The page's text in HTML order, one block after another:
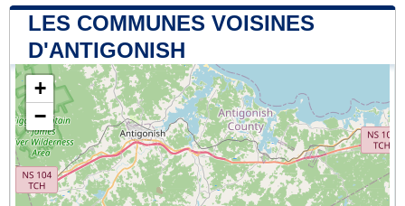
LES COMMUNES VOISINES
D'ANTIGONISH
+
−